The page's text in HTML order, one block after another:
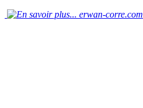
erwan-corre.com